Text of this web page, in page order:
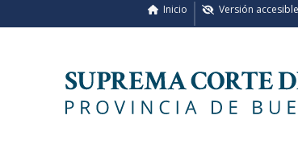
Versión accesible
Inicio